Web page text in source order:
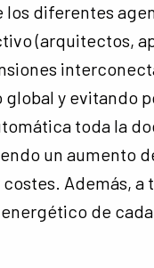
los diferentes
(arquitectos,
global y evitando
toda la
un aumento
Además, a
de